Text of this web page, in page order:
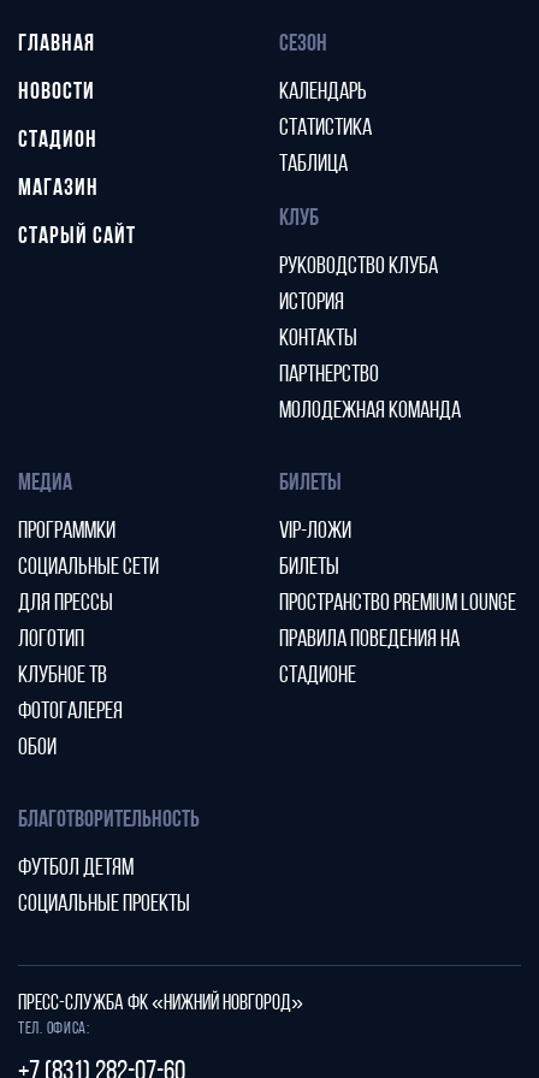
ГЛАВНАЯ
НОВОСТИ
СТАДИОН
МАГАЗИН
СТАРЫЙ САЙТ
СЕЗОН
КАЛЕНДАРЬ
СТАТИСТИКА
ТАБЛИЦА
КЛУБ
РУКОВОДСТВО КЛУБА
ИСТОРИЯ
КОНТАКТЫ
ПАРТНЕРСТВО
МОЛОДЕЖНАЯ КОМАНДА
МЕДИА
ПРОГРАММКИ
СОЦИАЛЬНЫЕ СЕТИ
ДЛЯ ПРЕССЫ
ЛОГОТИП
КЛУБНОЕ ТВ
ФОТОГАЛЕРЕЯ
ОБОИ
БИЛЕТЫ
VIP-ЛОЖИ
БИЛЕТЫ
ПРОСТРАНСТВО PREMIUM LOUNGE
ПРАВИЛА ПОВЕДЕНИЯ НА
СТАДИОНЕ
БЛАГОТВОРИТЕЛЬНОСТЬ
ФУТБОЛ ДЕТЯМ
СОЦИАЛЬНЫЕ ПРОЕКТЫ
ПРЕСС-СЛУЖБА ФК «НИЖНИЙ НОВГОРОД»
Тел. офиса: